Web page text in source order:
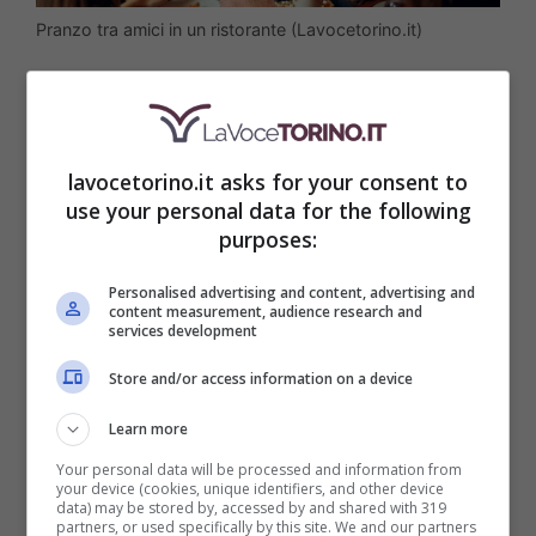
Pranzo tra amici in un ristorante (Lavocetorino.it)
Grazie alla nuova funzione,
semplifica l’interazione tra utenti
riorganizzando i gruppi all’interno di una
community, rendendo più semplice la
programmati, i quali spesso si perdono in
mezzo a centinaia di notifiche e migliaia di
chat. La piattaforma del Gruppo Meta
lancia la funzione “
In pratica, gli amministratori di un gruppo
lavocetorino.it asks for your consent to
use your personal data for the following
purposes:
Personalised advertising and content, advertising and
content measurement, audience research and
services development
Store and/or access information on a device
Learn more
Your personal data will be processed and information from
your device (cookies, unique identifiers, and other device
data) may be stored by, accessed by and shared with 319
partners, or used specifically by this site. We and our partners